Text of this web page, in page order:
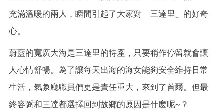
充滿溫暖的兩人，瞬間引起了大家對「三達里 」的好奇
心。
蔚藍的寬廣大海是三達里的特產，只要稍作停留就會讓
人心情舒暢。為了讓每天出海的海女能夠安全維持日常
生活，氣象廳職員們更是責任重大，來到了首爾。但最
終容弼和三達都選擇回到故鄉的原因是什麽呢~？